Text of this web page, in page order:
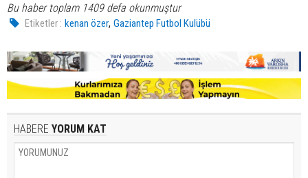
Bu haber toplam 1409 defa okunmuştur
Etiketler : kenan özer,Gaziantep Futbol Kulübü
HABERE YORUM KAT